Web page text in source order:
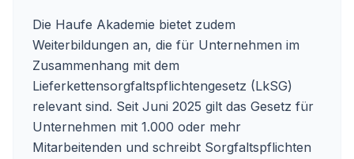
Die Haufe Akademie bietet zudem
Weiterbildungen an, die für Unternehmen im
Zusammenhang mit dem
Lieferkettensorgfaltspflichtengesetz (LkSG)
relevant sind. Seit Juni 2025 gilt das Gesetz für
Unternehmen mit 1.000 oder mehr
Mitarbeitenden und schreibt Sorgfaltspflichten